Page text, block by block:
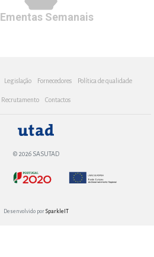
Ementas Semanais
Legislação Fornecedores Política de qualidade
Recrutamento Contactos
© 2026 SASUTAD
Desenvolvido por SparkleIT